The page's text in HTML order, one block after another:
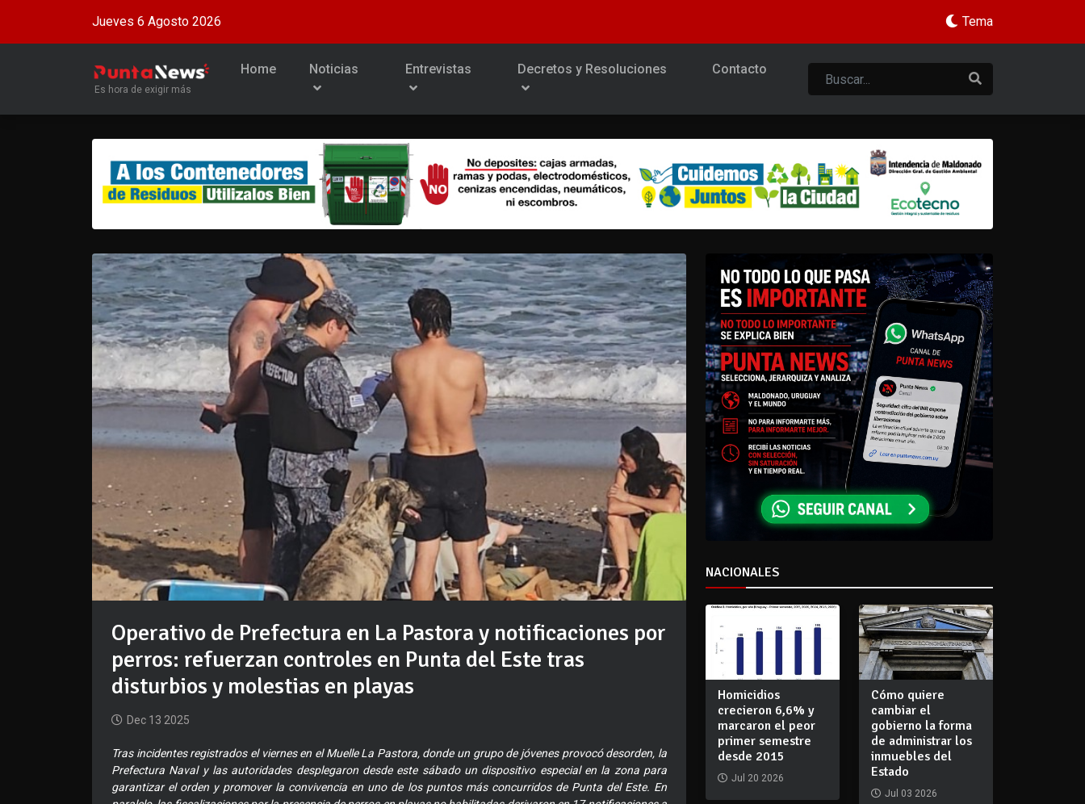
Jueves 6 Agosto 2026 Tema
Es hora de exigir más
Home Noticias Entrevistas Decretos y Resoluciones Contacto
Operativo de Prefectura en La Pastora y notificaciones por
perros: refuerzan controles en Punta del Este tras
disturbios y molestias en playas
Dec 13 2025
Tras incidentes registrados el viernes en el Muelle La Pastora, donde un grupo de jóvenes provocó desorden, la
Prefectura Naval y las autoridades desplegaron desde este sábado un dispositivo especial en la zona para
garantizar el orden y promover la convivencia en uno de los puntos más concurridos de Punta del Este. En
NACIONALES
Homicidios
crecieron 6,6% y
marcaron el peor
primer semestre
desde 2015
Jul 20 2026
Cómo quiere
cambiar el
gobierno la forma
de administrar los
inmuebles del
Estado
Jul 03 2026